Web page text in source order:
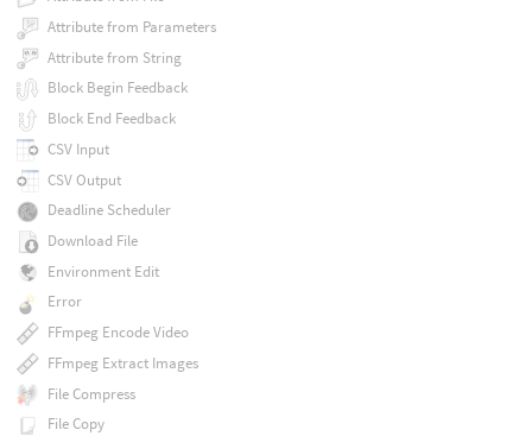
Attribute from Parameters
Attribute from String
Block Begin Feedback
Block End Feedback
CSV Input
CSV Output
Deadline Scheduler
Download File
Environment Edit
Error
FFmpeg Encode Video
FFmpeg Extract Images
File Compress
File Copy